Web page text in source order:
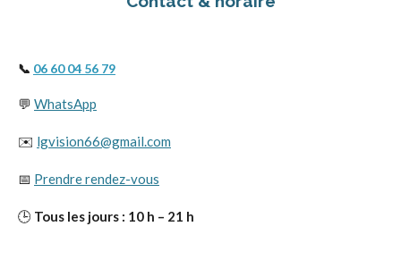
📞 06 60 04 56 79
💬 WhatsApp
✉️ lgvision66@gmail.com
📅 Prendre rendez-vous
🕒 Tous les jours : 10 h – 21 h